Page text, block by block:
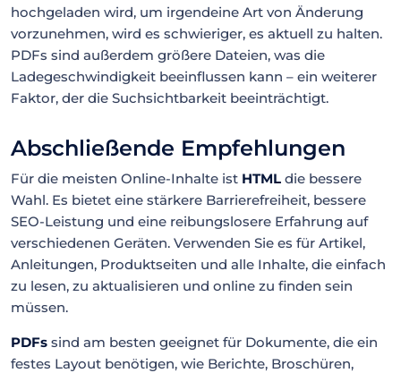
hochgeladen wird, um irgendeine Art von Änderung
vorzunehmen, wird es schwieriger, es aktuell zu halten.
PDFs sind außerdem größere Dateien, was die
Ladegeschwindigkeit beeinflussen kann – ein weiterer
Faktor, der die Suchsichtbarkeit beeinträchtigt.
Abschließende Empfehlungen
Für die meisten Online-Inhalte ist HTML die bessere
Wahl. Es bietet eine stärkere Barrierefreiheit, bessere
SEO-Leistung und eine reibungslosere Erfahrung auf
verschiedenen Geräten. Verwenden Sie es für Artikel,
Anleitungen, Produktseiten und alle Inhalte, die einfach
zu lesen, zu aktualisieren und online zu finden sein
müssen.
PDFs sind am besten geeignet für Dokumente, die ein
festes Layout benötigen, wie Berichte, Broschüren,